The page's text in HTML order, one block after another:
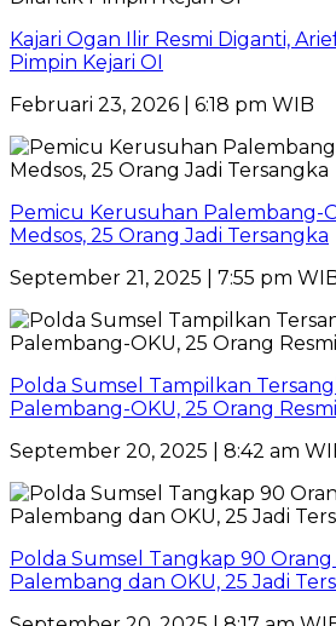
Kajari Ogan Ilir Resmi Diganti,
Pimpin Kejari OI
Februari 23, 2026 | 6:18 pm WIB
Pemicu Kerusuhan Palembang-
Medsos, 25 Orang Jadi Tersangka
September 21, 2025 | 7:55 pm
Polda Sumsel Tampilkan
Palembang-OKU, 25 Orang
September 20, 2025 | 8:42 am
Polda Sumsel Tangkap 90
Palembang dan OKU, 25 Jadi